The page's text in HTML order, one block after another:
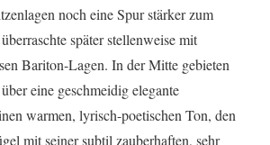
noch eine Spur stärker zum
später stellenweise mit
Bariton-Lagen. In der Mitte gebieten
eine geschmeidig elegante
warmen, lyrisch-poetischen Ton, den
mit seiner subtil zauberhaften, sehr